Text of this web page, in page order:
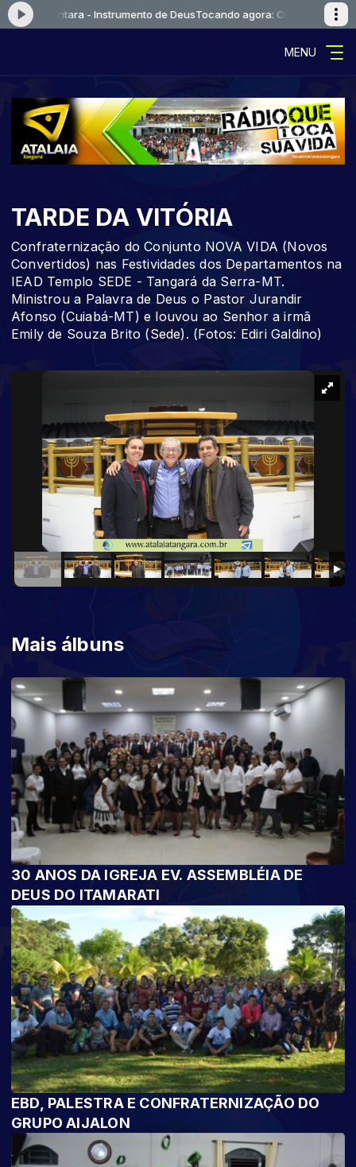
Alcantara - Instrumento de DeusTocando agora: Claudiane
MENU
TARDE DA VITÓRIA
Confraternização do Conjunto NOVA VIDA (Novos
Convertidos) nas Festividades dos Departamentos na
IEAD Templo SEDE - Tangará da Serra-MT.
Ministrou a Palavra de Deus o Pastor Jurandir
Afonso (Cuiabá-MT) e louvou ao Senhor a irmã
Emily de Souza Brito (Sede). (Fotos: Ediri Galdino)
Mais álbuns
30 ANOS DA IGREJA EV. ASSEMBLÉIA DE
DEUS DO ITAMARATI
EBD, PALESTRA E CONFRATERNIZAÇÃO DO
GRUPO AIJALON